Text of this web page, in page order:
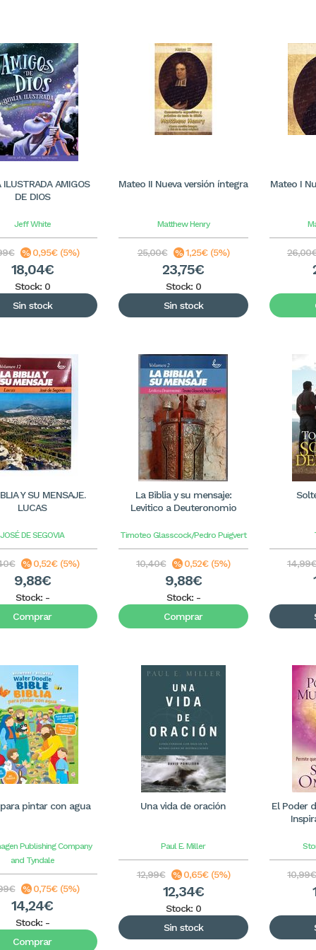
ILUSTRADA AMIGOS
DE DIOS
Jeff White
0,95€ (5%)
18,04€
Stock: 0
Sin stock
Mateo II Nueva versión íntegra
Matthew Henry
25,00€ 1,25€ (5%)
23,75€
Stock: 0
Sin stock
Mateo I
Y SU MENSAJE.
LUCAS
JOSÉ DE SEGOVIA
0,52€ (5%)
9,88€
Stock: -
Comprar
La Biblia y su mensaje:
Levitico a Deuteronomio
Timoteo Glasscock/Pedro Puigvert
10,40€ 0,52€ (5%)
9,88€
Stock: -
Comprar
14,99€
pintar con agua
Publishing Company
and Tyndale
0,75€ (5%)
14,24€
Stock: -
Comprar
Una vida de oración
Paul E. Miller
12,99€ 0,65€ (5%)
12,34€
Stock: 0
Sin stock
El Poder
10,99€